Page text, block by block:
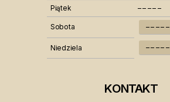
Piątek
– – – – –
Sobota – – – – –
Niedziela – – – – –
KONTAKT